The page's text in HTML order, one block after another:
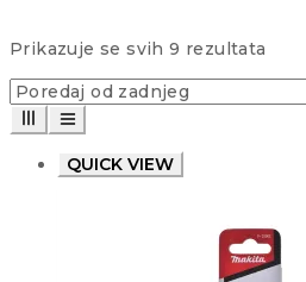
Prikazuje se svih 9 rezultata
po
QUICK VIEW